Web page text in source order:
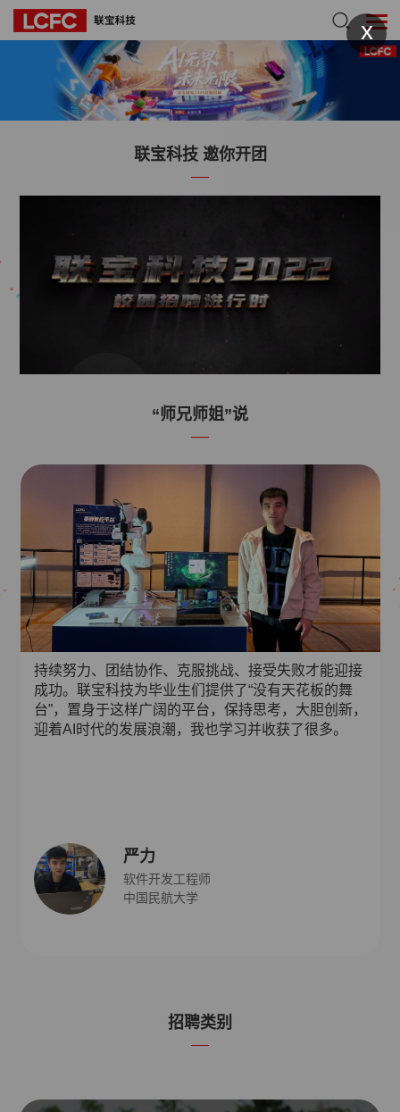
x
联宝科技 邀你开团
“师兄师姐”说
持续努力、团结协作、克服挑战、接受失败才能迎接
成功。联宝科技为毕业生们提供了“没有天花板的舞
台”，置身于这样广阔的平台，保持思考，大胆创新，
迎着AI时代的发展浪潮，我也学习并收获了很多。
严力
软件开发工程师
中国民航大学
招聘类别